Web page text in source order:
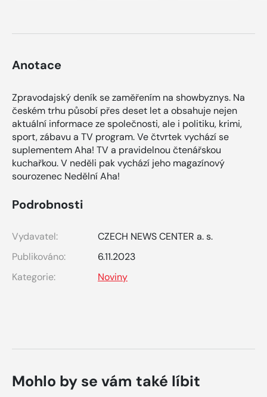
Anotace
Zpravodajský deník se zaměřením na showbyznys. Na
českém trhu působí přes deset let a obsahuje nejen
aktuální informace ze společnosti, ale i politiku, krimi,
sport, zábavu a TV program. Ve čtvrtek vychází se
suplementem Aha! TV a pravidelnou čtenářskou
kuchařkou. V neděli pak vychází jeho magazínový
sourozenec Nedělní Aha!
Podrobnosti
Vydavatel:
CZECH NEWS CENTER a. s.
Publikováno:
6.11.2023
Kategorie:
Noviny
Mohlo by se vám také líbit